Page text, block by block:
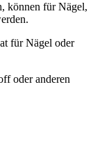
können für Nägel,
für Nägel oder
oder anderen